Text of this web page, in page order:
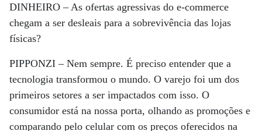
DINHEIRO –As ofertas agressivas do e-commerce
chegam a ser desleais para a sobrevivência das lojas
físicas?
PIPPONZI –Nem sempre. É preciso entender que a
tecnologia transformou o mundo. O varejo foi um dos
primeiros setores a ser impactados com isso. O
consumidor está na nossa porta, olhando as promoções e
comparando pelo celular com os preços oferecidos na